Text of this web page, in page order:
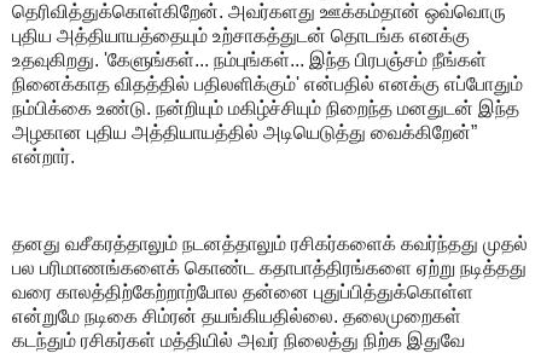
தெரிவித்துக்கொள்கிறேன். அவர்களது ஊக்கம்தான் ஒவ்வொரு
புதிய அத்தியாயத்தையும் உற்சாகத்துடன் தொடங்க எனக்கு
உதவுகிறது. 'கேளுங்கள்... நம்புங்கள்... இந்த பிரபஞ்சம் நீங்கள்
நினைக்காத விதத்தில் பதிலளிக்கும்' என்பதில் எனக்கு எப்போதும்
நம்பிக்கை உண்டு. நன்றியும் மகிழ்ச்சியும் நிறைந்த மனதுடன் இந்த
அழகான புதிய அத்தியாயத்தில் அடியெடுத்து வைக்கிறேன்”
என்றார்.
தனது வசீகரத்தாலும் நடனத்தாலும் ரசிகர்களைக் கவர்ந்தது முதல்
பல பரிமாணங்களைக் கொண்ட கதாபாத்திரங்களை ஏற்று நடித்தது
வரை காலத்திற்கேற்றாற்போல தன்னை புதுப்பித்துக்கொள்ள
என்றுமே நடிகை சிம்ரன் தயங்கியதில்லை. தலைமுறைகள்
கடந்தும் ரசிகர்கள் மத்தியில் அவர் நிலைத்து நிற்க இதுவே